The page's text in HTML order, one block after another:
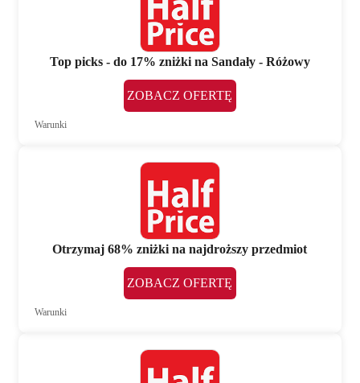
Top picks - do 17% zniżki na Sandały - Różowy
ZOBACZ OFERTĘ
Warunki
Otrzymaj 68% zniżki na najdroższy przedmiot
ZOBACZ OFERTĘ
Warunki